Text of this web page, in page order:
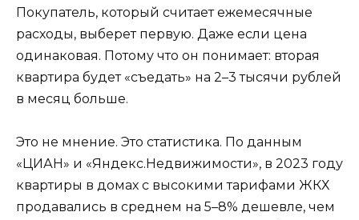
Покупатель, который считает ежемесячные
расходы, выберет первую. Даже если цена
одинаковая. Потому что он понимает: вторая
квартира будет «съедать» на 2–3 тысячи рублей
в месяц больше.
Это не мнение. Это статистика. По данным
«ЦИАН» и «Яндекс.Недвижимости», в 2023 году
квартиры в домах с высокими тарифами ЖКХ
продавались в среднем на 5–8% дешевле, чем